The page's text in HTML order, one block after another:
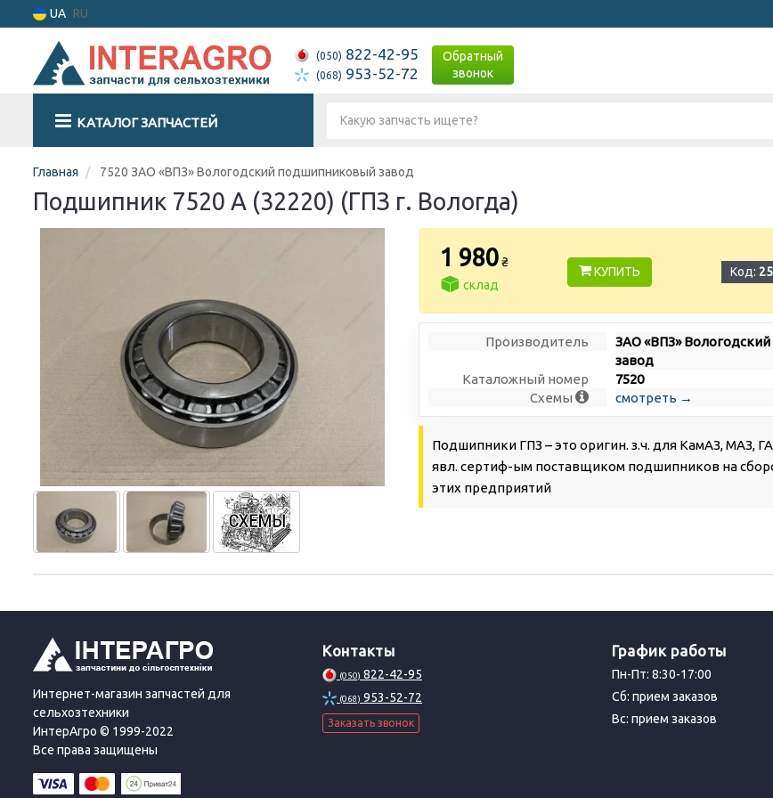
UA RU
(050) 822-42-95
(068) 953-52-72
Обратный
звонок
КАТАЛОГ ЗАПЧАСТЕЙ
Главная 7520 ЗАО «ВПЗ» Вологодский подшипниковый завод
Подшипник 7520 А (32220) (ГПЗ г. Вологда)
1 980 ₴
склад
КУПИТЬ Код:
Производитель
ЗАО «ВПЗ»
завод
Каталожный номер
7520
Схемы
смотреть →
Подшипники ГПЗ – это оригин. з.ч. для КамАЗ, МАЗ,
явл. сертиф-ым поставщиком подшипников на
этих предприятий
Интернет-магазин запчастей для
сельхозтехники
ИнтерАгро © 1999-2022
Все права защищены
Контакты
(050) 822-42-95
(068) 953-52-72
Заказать звонок
График работы
Пн-Пт: 8:30-17:00
Сб: прием заказов
Вс: прием заказов